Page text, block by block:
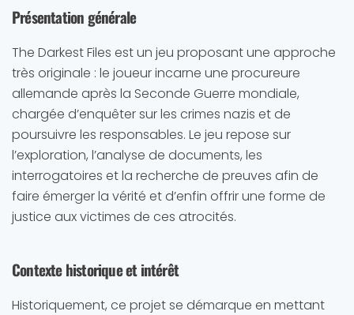
Présentation générale
The Darkest Files est un jeu proposant une approche
très originale : le joueur incarne une procureure
allemande après la Seconde Guerre mondiale,
chargée d’enquêter sur les crimes nazis et de
poursuivre les responsables. Le jeu repose sur
l’exploration, l’analyse de documents, les
interrogatoires et la recherche de preuves afin de
faire émerger la vérité etd’enfin offrir une forme de
justice aux victimes de ces atrocités.
Contexte historique et intérêt
Historiquement, ce projet se démarque en mettant